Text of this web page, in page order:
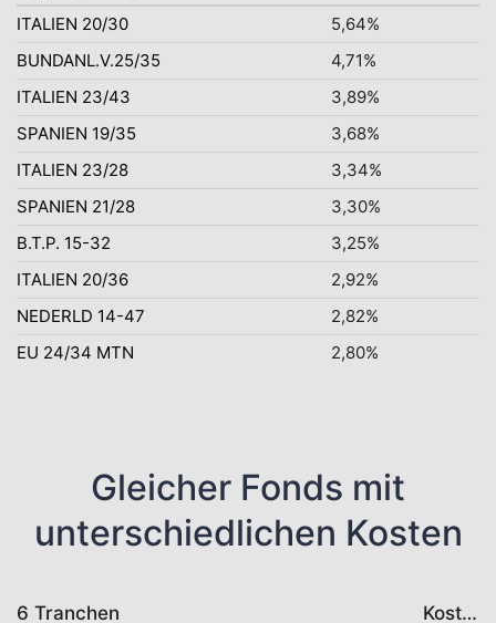
ITALIEN 20/30
5,64%
BUNDANL.V.25/35
4,71%
ITALIEN 23/43
3,89%
SPANIEN 19/35
3,68%
ITALIEN 23/28
3,34%
SPANIEN 21/28
3,30%
B.T.P. 15-32
3,25%
ITALIEN 20/36
2,92%
NEDERLD 14-47
2,82%
EU 24/34 MTN
2,80%
Gleicher Fonds mit
unterschiedlichen Kosten
6 Tranchen Kosten